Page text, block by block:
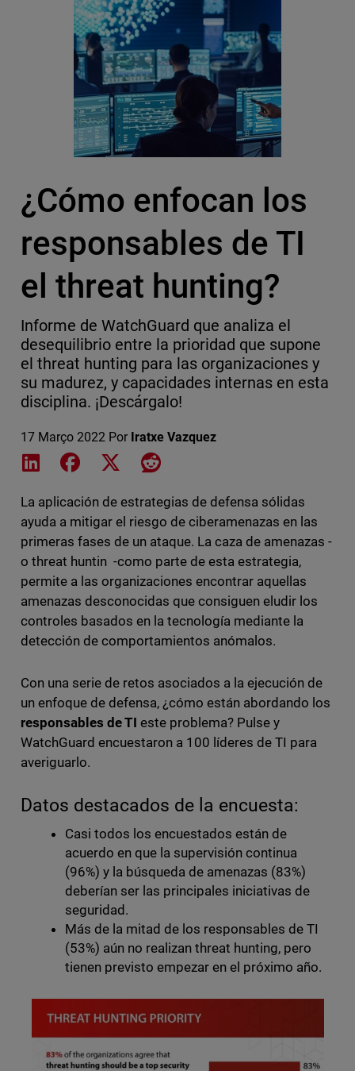
¿Cómo enfocan los
responsables de TI
el threat hunting?
Informe de WatchGuard que analiza el
desequilibrio entre la prioridad que supone
el threat hunting para las organizaciones y
su madurez, y capacidades internas en esta
disciplina. ¡Descárgalo!
17 Março 2022 Por Iratxe Vazquez
Share on LinkedIn
Share on Facebook
Share on XShare on Reddit
La aplicación de estrategias de defensa sólidas
ayuda a mitigar el riesgo de ciberamenazas en las
primeras fases de un ataque. La caza de amenazas -
o threat huntin -como parte de esta estrategia,
permite a las organizaciones encontrar aquellas
amenazas desconocidas que consiguen eludir los
controles basados en la tecnología mediante la
detección de comportamientos anómalos.
Con una serie de retos asociados a la ejecución de
un enfoque de defensa, ¿cómo están abordando los
responsables de TI este problema? Pulse y
WatchGuard encuestaron a 100 líderes de TI para
averiguarlo.
Datos destacados de la encuesta:
Casi todos los encuestados están de
acuerdo en que la supervisión continua
(96%) y la búsqueda de amenazas (83%)
deberían ser las principales iniciativas de
seguridad.
Más de la mitad de los responsables de TI
(53%) aún no realizan threat hunting, pero
tienen previsto empezar en el próximo año.